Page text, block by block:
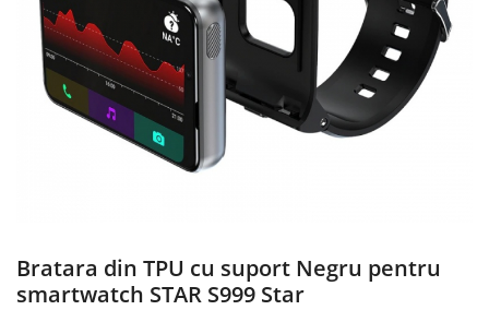
Blog
Autentificare
Înregistrare
Bratara din TPU cu suport Negru pentru
smartwatch STAR S999 Star